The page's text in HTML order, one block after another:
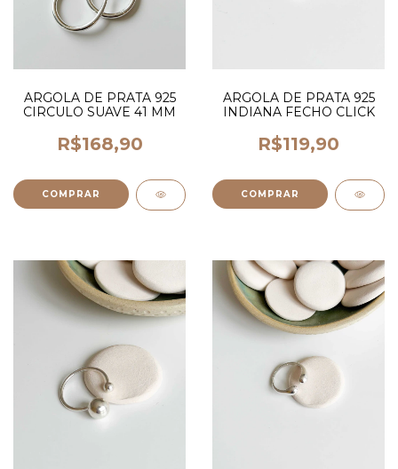
ARGOLA DE PRATA 925
CIRCULO SUAVE 41 MM
R$168,90
ARGOLA DE PRATA 925
INDIANA FECHO CLICK
R$119,90